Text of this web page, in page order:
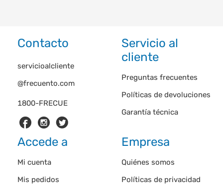
Contacto
1800-FRECUE
servicioalcliente
@frecuento.com
Servicio al
cliente
Preguntas frecuentes
Políticas de devoluciones
Garantía técnica
Accede a
Mi cuenta
Mis pedidos
Empresa
Quiénes somos
Políticas de privacidad